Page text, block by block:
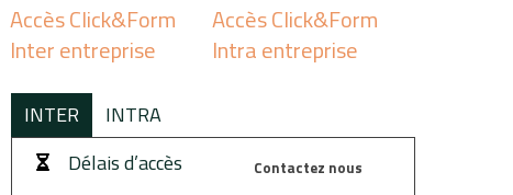
Accès Click&Form
Inter entreprise
Accès Click&Form
Intra entreprise
INTER
INTRA
Délais d’accès
Contactez nous